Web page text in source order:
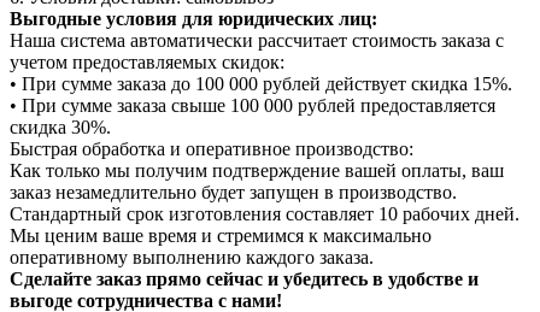
Выгодные условия для юридических лиц:
Наша система автоматически рассчитает стоимость заказа с
учетом предоставляемых скидок:
• При сумме заказа до 100 000 рублей действует скидка 15%.
• При сумме заказа свыше 100 000 рублей предоставляется
скидка 30%.
Быстрая обработка и оперативное производство:
Как только мы получим подтверждение вашей оплаты, ваш
заказ незамедлительно будет запущен в производство.
Стандартный срок изготовления составляет 10 рабочих дней.
Мы ценим ваше время и стремимся к максимально
оперативному выполнению каждого заказа.
Сделайте заказ прямо сейчас и убедитесь в удобстве и
выгоде сотрудничества с нами!